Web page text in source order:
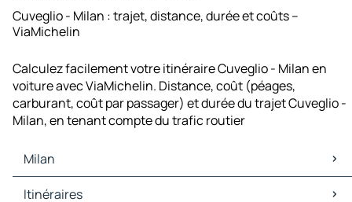
Cuveglio - Milan : trajet, distance, durée et coûts –
ViaMichelin
Calculez facilement votre itinéraire Cuveglio - Milan en
voiture avec ViaMichelin. Distance, coût (péages,
carburant, coût par passager) et durée du trajet Cuveglio -
Milan, en tenant compte du trafic routier
Milan
Milan Cartes et plans
Itinéraires